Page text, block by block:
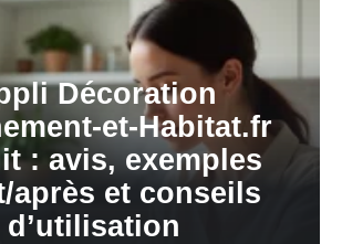
Décoration
et-Habitat.fr
: avis, exemples
après et conseils
d’utilisation